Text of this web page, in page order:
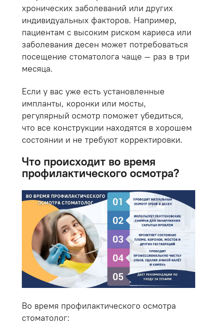
хронических заболеваний или других
индивидуальных факторов. Например,
пациентам с высоким риском кариеса или
заболевания десен может потребоваться
посещение стоматолога чаще — раз в три
месяца.
Если у вас уже есть установленные
импланты, коронки или мосты,
регулярный осмотр поможет убедиться,
что все конструкции находятся в хорошем
состоянии и не требуют корректировки.
Что происходит во время
профилактического осмотра?
Во время профилактического осмотра
стоматолог: